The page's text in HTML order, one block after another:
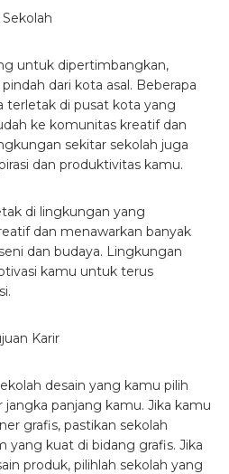
untuk dipertimbangkan,
dari kota asal. Beberapa
terletak di pusat kota yang
ke komunitas kreatif dan
sekitar sekolah juga
dan produktivitas kamu.
di lingkungan yang
dan menawarkan banyak
dan budaya. Lingkungan
kamu untuk terus
Karir
desain yang kamu pilih
jangka panjang kamu. Jika kamu
grafis, pastikan sekolah
kuat di bidang grafis. Jika
produk, pilihlah sekolah yang